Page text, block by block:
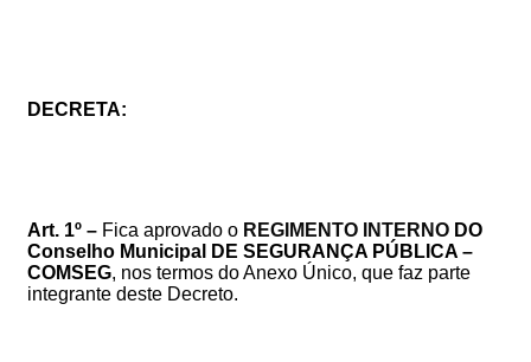
DECRETA:
Art. 1º – Fica aprovado o REGIMENTO INTERNO DO
Conselho Municipal
DE SEGURANÇA PÚBLICA –
COMSEG, nos termos doAnexo Único, que faz parte
integrante deste Decreto.